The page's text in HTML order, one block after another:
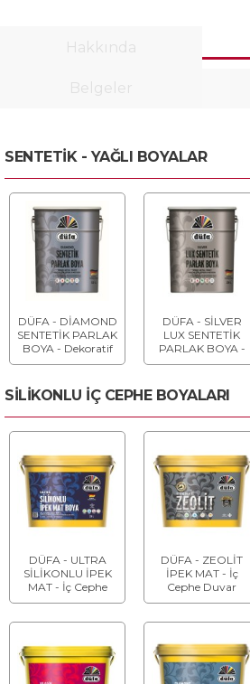
Hakkında
Belgeler
SENTETİK - YAĞLI BOYALAR
DÜFA - DİAMOND
SENTETİK PARLAK
BOYA - Dekoratif
Son Kat Boyası
DÜFA - SİLVER
LUX SENTETİK
PARLAK BOYA -
Dekoratif Son Kat
SİLİKONLU İÇ CEPHE BOYALARI
DÜFA - ULTRA
SİLİKONLU İPEK
MAT - İç Cephe
Son Kat Duvar
DÜFA - ZEOLİT
İPEK MAT - İç
Cephe Duvar
Boyası